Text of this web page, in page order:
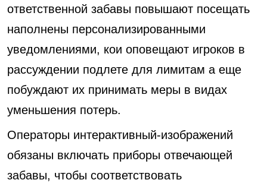
ответственной забавы повышают посещать
наполнены персонализированными
уведомлениями, кои оповещают игроков в
рассуждении подлете для лимитам а еще
побуждают их принимать меры в видах
уменьшения потерь.
Операторы интерактивный-изображений
обязаны включать приборы отвечающей
забавы, чтобы соответствовать